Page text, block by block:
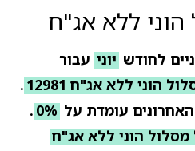
ללא אג"ח
לחודש יוני עבור
הוני ללא אג"ח 12981
.
0%
.
הוני ללא אג"ח